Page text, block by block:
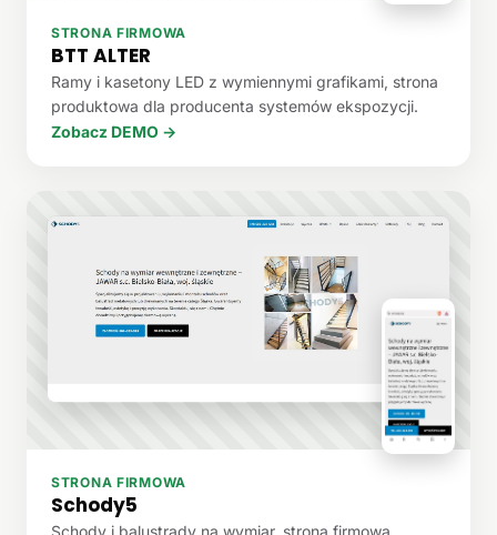
STRONA FIRMOWA
BTT ALTER
Ramy i kasetony LED z wymiennymi grafikami, strona
produktowa dla producenta systemów ekspozycji.
Zobacz DEMO →
STRONA FIRMOWA
Schody5